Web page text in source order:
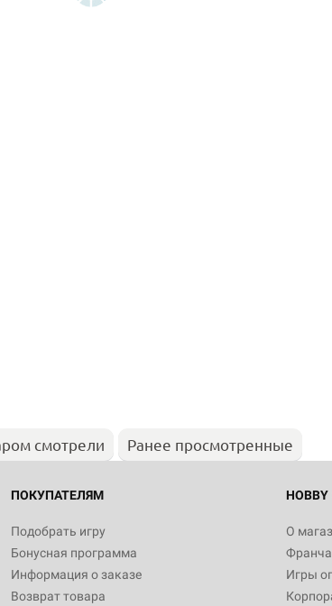
смотрели Ранее просмотренные
ПОКУПАТЕЛЯМ
Подобрать игру
Бонусная программа
Информация о заказе
Возврат товара
HOBBY
О
Игры